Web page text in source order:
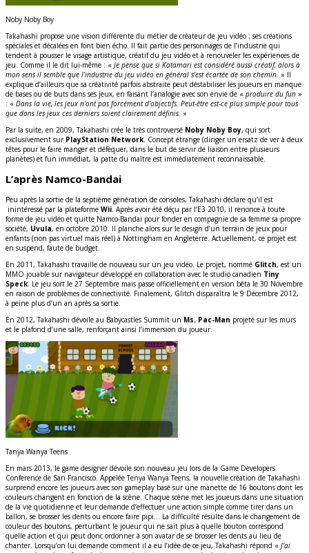
Noby Noby Boy
Takahashi propose une vision différente du métier de créateur de jeu vidéo ; ses créations
spéciales et décalées en font bien écho. Il fait partie des personnages de l’industrie qui
tendent à pousser le visage artistique, créatif du jeu vidéo et à renouveler les expériences de
jeu. Comme il le dit lui-même : « Je pense que si Katamari est considéré aussi créatif, alors à
mon sens il semble que l’industrie du jeu vidéo en général s’est écartée de son chemin. » Il
explique d’ailleurs que sa créativité parfois abstraite peut déstabiliser les joueurs en manque
de bases ou de buts dans ses jeux, en faisant l’analogie avec son envie de « produire du fun »
: « Dans la vie, les jeux n’ont pas forcément d’objectifs. Peut-être est-ce plus simple pour tous
que dans les jeux ces derniers soient clairement définis. »
Par la suite, en 2009, Takahashi crée le très controversé Noby Noby Boy, qui sort
exclusivement sur PlayStation Network . Concept étrange (diriger un ersatz de ver à deux
têtes pour le faire manger et défèquer, dans le but de servir de liaison entre plusieurs
planètes) et fun immédiat, la patte du maître est immédiatement reconnaissable.
L’après Namco-Bandai
Peu après la sortie de la septième génération de consoles, Takahashi déclare qu’il est
inintéressé par la plateforme Wii . Après avoir été déçu par l’E3 2010, il renonce à toute
forme de jeu vidéo et quitte Namco-Bandai pour fonder en compagnie de sa femme sa propre
société, Uvula, en octobre 2010. Il planche alors sur le design d’un terrain de jeux pour
enfants (non pas virtuel mais réel) à Nottingham en Angleterre. Actuellement, ce projet est
en suspend, faute de budget.
En 2011, Takahashi travaille de nouveau sur un jeu vidéo. Le projet, nommé Glitch, est un
MMO jouable sur navigateur développé en collaboration avec le studio canadien Tiny
Speck . Le jeu sort le 27 Septembre mais passe officiellement en version bêta le 30 Novembre
en raison de problèmes de connectivité. Finalement, Glitch disparaîtra le 9 Décembre 2012,
à peine plus d’un an après sa sortie.
En 2012, Takahashi dévoile au Babycastles Summit un Ms. Pac-Man projeté sur les murs
et le plafond d’une salle, renforçant ainsi l’immersion du joueur.
Tanya Wanya Teens
En mars 2013, le game designer dévoile son nouveau jeu lors de la Game Developers
Conference de San Francisco. Appelée Tenya Wanya Teens, la nouvelle création de Takahashi
surprend encore les joueurs avec son gameplay basé sur une manette de 16 boutons dont les
couleurs changent en fonction de la scène. Chaque scène met les joueurs dans une situation
de la vie quotidienne et leur demande d’effectuer une action simple comme tirer dans un
ballon, se brosser les dents ou encore faire pipi… La difficulté résulte dans le changement de
couleur des boutons, perturbant le joueur qui ne sait plus à quelle bouton correspond
quelle action et qui peut donc ordonner à son avatar de se brosser les dents au lieu de
chanter. Lorsqu’on lui demande comment il a eu l’idée de ce jeu, Takahashi répond « J’ai